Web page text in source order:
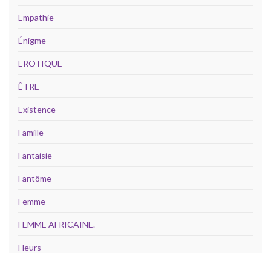
Empathie
Énigme
EROTIQUE
ÊTRE
Existence
Famille
Fantaisie
Fantôme
Femme
FEMME AFRICAINE.
Fleurs